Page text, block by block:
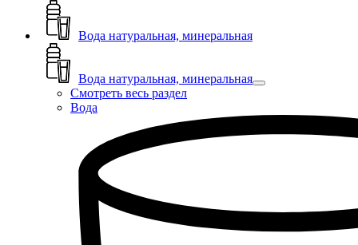
Вода натуральная, минеральная
Вода натуральная, минеральная
Смотреть весь раздел
Вода